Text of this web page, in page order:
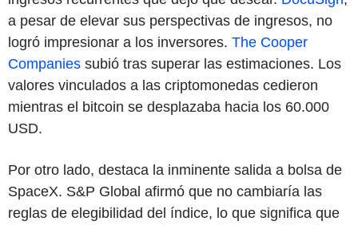
a pesar de elevar sus perspectivas de ingresos, no
logró impresionar a los inversores. The Cooper
Companies subió tras superar las estimaciones. Los
valores vinculados a las criptomonedas cedieron
mientras el bitcoin se desplazaba hacia los 60.000
USD.
Por otro lado, destaca la inminente salida a bolsa de
SpaceX. S&P Global afirmó que no cambiaría las
reglas de elegibilidad del índice, lo que significa que